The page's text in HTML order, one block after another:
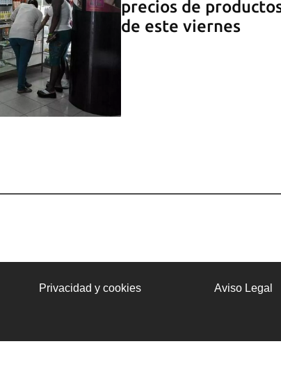
precios de
de este viernes
Privacidad y cookies Aviso Legal